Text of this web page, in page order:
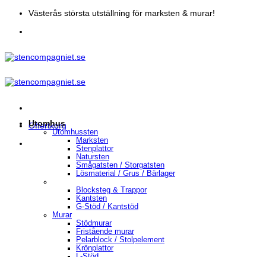
Skip
content
Västerås största utställning för marksten & murar!
Offertkorg
Utomhus
Utomhussten
Marksten
Stenplattor
Natursten
Smågatsten / Storgatsten
Lösmaterial / Grus / Bärlager
Blocksteg & Trappor
Kantsten
G-Stöd / Kantstöd
Murar
Stödmurar
Fristående murar
Pelarblock / Stolpelement
Krönplattor